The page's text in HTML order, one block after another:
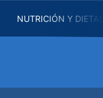
NUTRICIÓN Y